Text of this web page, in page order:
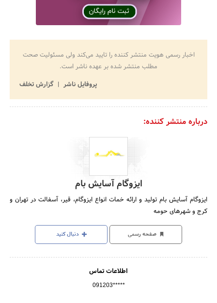
اخبار رسمی هویت منتشر کننده را تایید می‌کند ولی مسئولیت صحت
مطلب منتشر شده بر عهده ناشر است.
پروفایل ناشر
گزارش تخلف
درباره منتشر کننده:
ایزوگام آسایش بام
ایزوگام آسایش بام تولید و ارائه خمات انواع ایزوگام، قیر، آسفالت در تهران و
کرج و شهرهای حومه
صفحه رسمی دنبال کنید
اطلاعات تماس
091203*****